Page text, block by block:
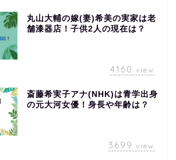
丸山大輔の嫁(妻)希美の実家は老
舗漆器店！子供2人の現在は？
4160 view
斎藤希実子アナ(NHK)は青学出身
の元大河女優！身長や年齢は？
3699 view